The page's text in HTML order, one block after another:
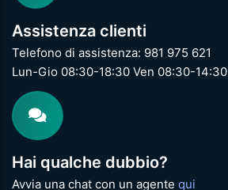
Assistenza clienti
Telefono di assistenza: 981 975 621
Lun-Gio 08:30-18:30 Ven 08:30-14:30
Hai qualche dubbio?
Avvia una chat con un agente qui